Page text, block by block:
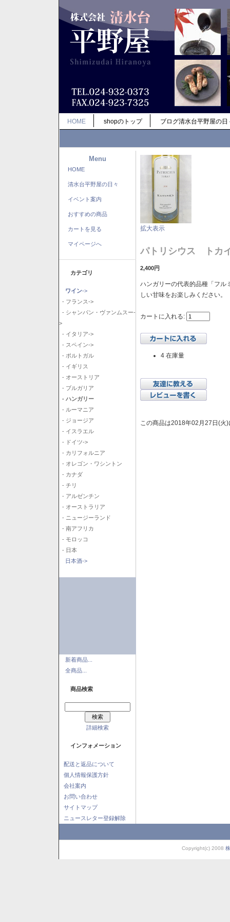
HOME shopのトップ ブログ清水台平野屋の日
Menu
HOME
清水台平野屋の日々
イベント案内
おすすめの商品
カートを見る
マイページへ
カテゴリ
ワイン->
- フランス->
- シャンパン・ヴァンムスー-
>
- イタリア->
- スペイン->
- ポルトガル
- イギリス
- オーストリア
- ブルガリア
- ハンガリー
- ルーマニア
- ジョージア
- イスラエル
- ドイツ->
- カリフォルニア
- オレゴン・ワシントン
- カナダ
- チリ
- アルゼンチン
- オーストラリア
- ニュージーランド
- 南アフリカ
- モロッコ
- 日本
日本酒->
新着商品...
全商品...
商品検索
詳細検索
インフォメーション
配送と返品について
個人情報保護方針
会社案内
お問い合わせ
サイトマップ
ニュースレター登録解除
拡大表示
パトリシウス トカ
2,400円
ハンガリーの代表的品種「フル
しい甘味をお楽しみください。
カートに入れる:
4 在庫量
この商品は2018年02月27日(火
Copyright(c) 2008